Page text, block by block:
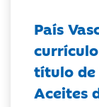
País
título de
Aceites